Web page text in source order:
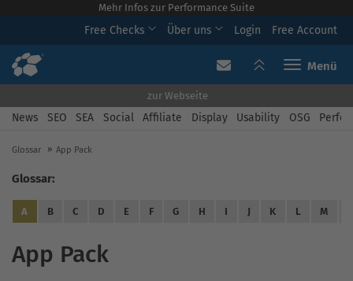
Mehr Infos zur Performance Suite
Free Checks Über uns Login Free Account
Toggle
zur Webseite
News SEO SEA Social Affiliate Display Usability OSG
Glossar App Pack
Glossar:
A B C D E F G H I J K L M
App Pack